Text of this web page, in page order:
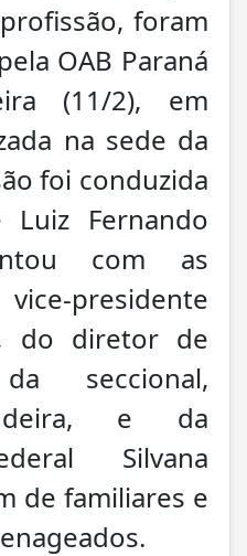
foram
OAB Paraná
(11/2), em
na sede da
foi conduzida
Luiz Fernando
com as
presidente
do diretor de
seccional,
e da
Silvana
de familiares e